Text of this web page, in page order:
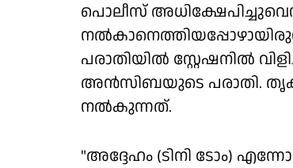
പൊലീസ്
പരാതിയിൽ സ്റ്റേഷനിൽ
അൻസിബയുടെ പരാതി.
നൽകുന്നത്.
"അദ്ദേഹം (ടിനി ടോം)